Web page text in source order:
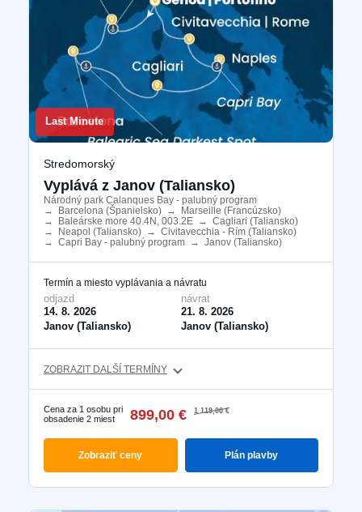
Last Minute
Stredomorský
Vyplává z Janov (Taliansko)
Národný park Calanques Bay - palubný program
→ Barcelona ​​(Španielsko) → Marseille (Francúzsko)
→ Baleárske more 40.4N, 003.2E → Cagliari (Taliansko)
→ Neapol (Taliansko) → Civitavecchia - Rím (Taliansko)
→ Capri Bay - palubný program → Janov (Taliansko)
Termín a miesto vyplávania a návratu
odjazd
14. 8. 2026
Janov (Taliansko)
návrat
21. 8. 2026
Janov (Taliansko)
ZOBRAZIT DALŠÍ TERMÍNY
Cena za 1 osobu pri
obsadenie 2 miest
899,00 € 1 119,00 €
Zobraziť ceny Plán plavby